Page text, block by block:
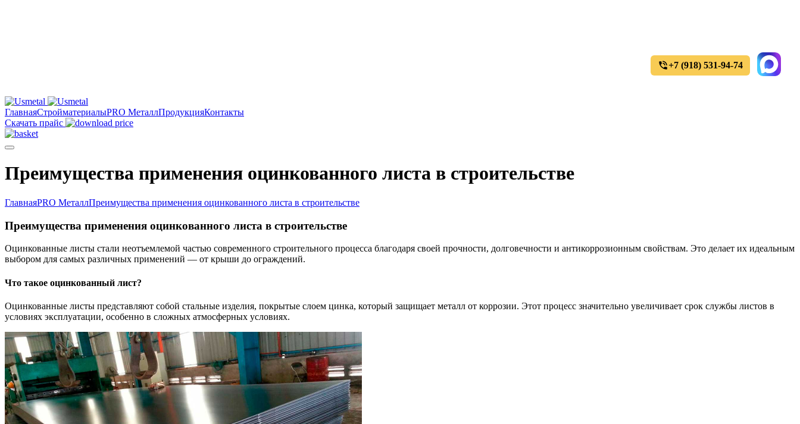
ГлавнаяСтройматериалыPRO МеталлПродукцияКонтакты
Скачать прайс
+7 (918) 531-94-74
Преимущества применения оцинкованного листа в строительстве
ГлавнаяPRO МеталлПреимущества применения оцинкованного листа в строительстве
Преимущества применения оцинкованного листа в строительстве
Оцинкованные листы стали неотъемлемой частью современного строительного процесса благодаря своей прочности, долговечности и антикоррозионным свойствам. Это делает их идеальным
выбором для самых различных применений — от крыши до ограждений.
Что такое оцинкованный лист?
Оцинкованные листы представляют собой стальные изделия, покрытые слоем цинка, который защищает металл от коррозии. Этот процесс значительно увеличивает срок службы листов в
условиях эксплуатации, особенно в сложных атмосферных условиях.